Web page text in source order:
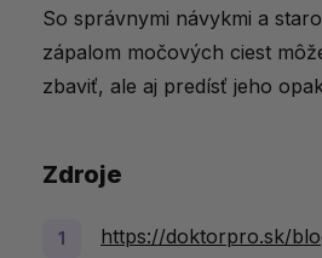
So správnymi návykmi a
zápalom močových ciest
zbaviť, ale aj predísť jeho
Zdroje
https://doktorpro.sk/